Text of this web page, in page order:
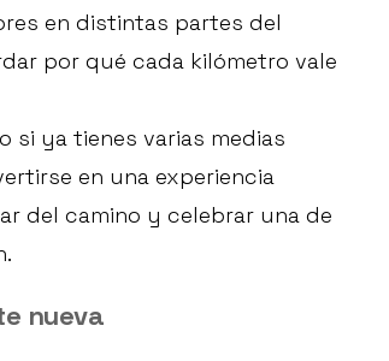
en distintas partes del
por qué cada kilómetro vale
si ya tienes varias medias
en una experiencia
del camino y celebrar una de
nueva